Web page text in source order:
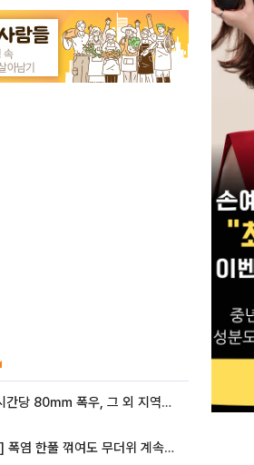
동해안은 시간당 80㎜ 폭우, 그 외 지역은 폭염…‘극과 극 날씨’
[내일 날씨] 폭염 한풀 꺾여도 무더위 계속⋯동해안 이틀 연속 비